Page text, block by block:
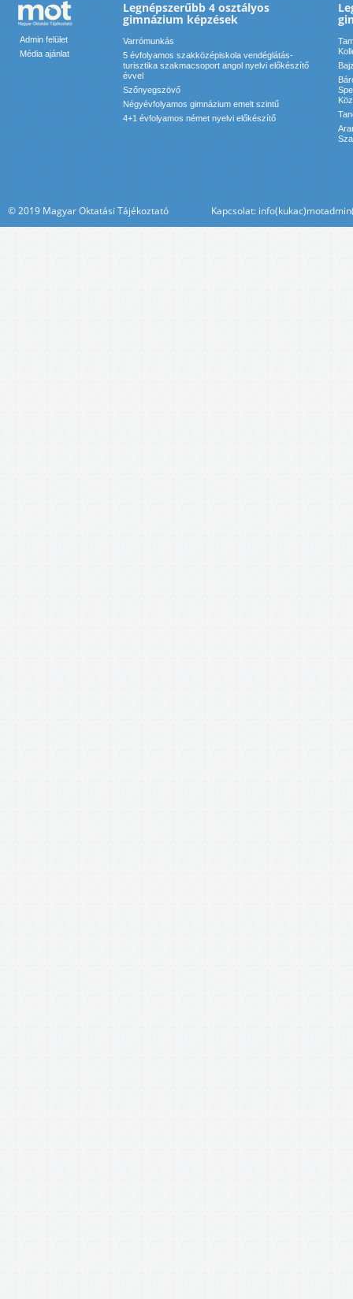
Admin felület
Média ajánlat
Legnépszerűbb 4 osztályos
gimnázium képzések
Varrómunkás
5 évfolyamos szakközépiskola vendéglátás-
turisztika szakmacsoport angol nyelvi előkészítő
évvel
Szőnyegszövő
Négyévfolyamos gimnázium emelt szintű
4+1 évfolyamos német nyelvi előkészítő
© 2019 Magyar Oktatási Tájékoztató Kapcsolat: